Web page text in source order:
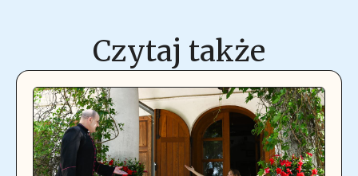
Czytaj także